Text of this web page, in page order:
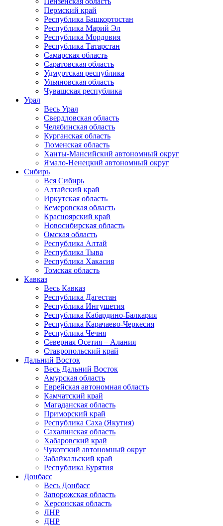
Пермский край
Республика Башкортостан
Республика Марий Эл
Республика Мордовия
Республика Татарстан
Самарская область
Саратовская область
Удмуртская республика
Ульяновская область
Чувашская республика
Урал
Весь Урал
Свердловская область
Челябинская область
Курганская область
Тюменская область
Ханты-Мансийский автономный округ
Ямало-Ненецкий автономный округ
Сибирь
Вся Сибирь
Алтайский край
Иркутская область
Кемеровская область
Красноярский край
Новосибирская область
Омская область
Республика Алтай
Республика Тыва
Республика Хакасия
Томская область
Кавказ
Весь Кавказ
Республика Дагестан
Республика Ингушетия
Республика Кабардино-Балкария
Республика Карачаево-Черкесия
Республика Чечня
Северная Осетия – Алания
Ставропольский край
Дальний Восток
Весь Дальний Восток
Амурская область
Еврейская автономная область
Камчатский край
Магаданская область
Приморский край
Республика Саха (Якутия)
Сахалинская область
Хабаровский край
Чукотский автономный округ
Забайкальский край
Республика Бурятия
Донбасс
Весь Донбасс
Запорожская область
Херсонская область
ЛНР
ДНР